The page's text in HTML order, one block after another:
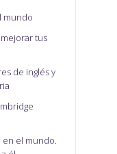
mundo
tus
de inglés y
en el mundo.